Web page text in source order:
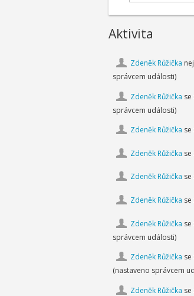
Aktivita
Zdeněk Růžička
správcem události)
Zdeněk Růžička se
správcem události)
Zdeněk Růžička se
Zdeněk Růžička se
Zdeněk Růžička se
Zdeněk Růžička se
Zdeněk Růžička se
správcem události)
Zdeněk Růžička se
(nastaveno správcem
Zdeněk Růžička se